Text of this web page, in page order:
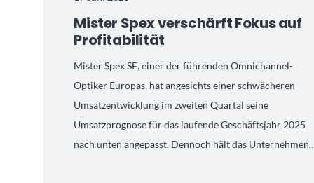
Mister Spex verschärft Fokus auf
Profitabilität
Mister Spex SE, einer der führenden Omnichannel-
Optiker Europas, hat angesichts einer schwächeren
Umsatzentwicklung im zweiten Quartal seine
Umsatzprognose für das laufende Geschäftsjahr 2025
nach unten angepasst. Dennoch hält das